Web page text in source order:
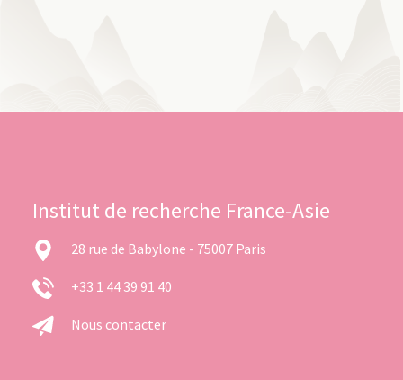
Institut de recherche France-Asie
28 rue de Babylone - 75007 Paris
+33 1 44 39 91 40
Nous contacter